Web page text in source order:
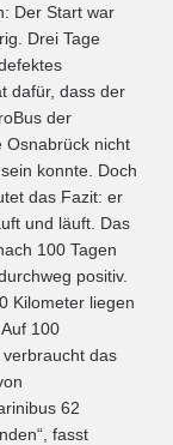
Der Start war
Drei Tage
dafür, dass der
der
Osnabrück nicht
konnte. Doch
das Fazit: er
und läuft. Das
100 Tagen
positiv.
Kilometer liegen
100
das
62
fasst